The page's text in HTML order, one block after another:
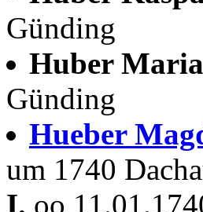
Günding
Huber Maria
Günding
Hueber
um 1740
I. oo